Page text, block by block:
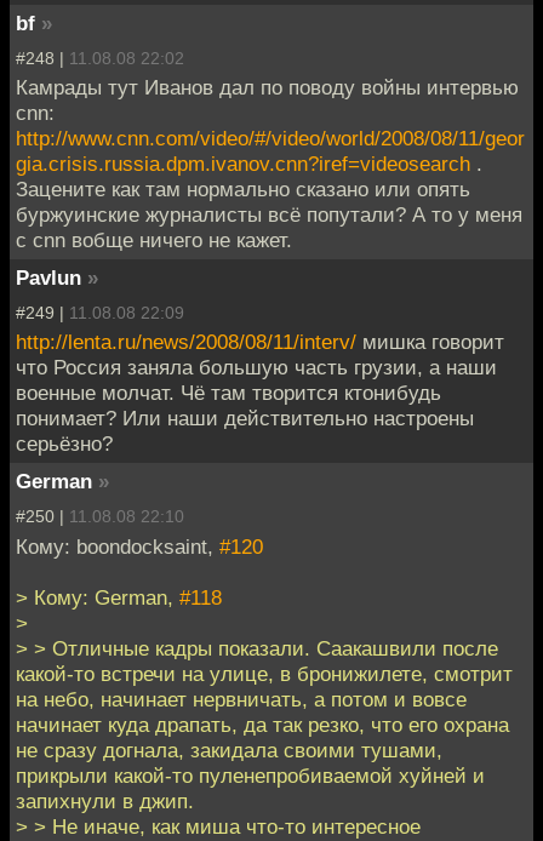
bf »
#248 | 11.08.08 22:02
Камрады тут Иванов дал по поводу войны интервью
cnn:
http://www.cnn.com/video/#/video/world/2008/08/11/geor
gia.crisis.russia.dpm.ivanov.cnn?iref=videosearch .
Зацените как там нормально сказано или опять
буржуинские журналисты всё попутали? А то у меня
с cnn вобще ничего не кажет.
Pavlun »
#249 | 11.08.08 22:09
http://lenta.ru/news/2008/08/11/interv/ мишка говорит
что Россия заняла большую часть грузии, а наши
военные молчат. Чё там творится ктонибудь
понимает? Или наши действительно настроены
серьёзно?
German »
#250 | 11.08.08 22:10
Кому: boondocksaint, #120
> Кому: German, #118
>
> > Отличные кадры показали. Саакашвили после
какой-то встречи на улице, в бронижилете, смотрит
на небо, начинает нервничать, а потом и вовсе
начинает куда драпать, да так резко, что его охрана
не сразу догнала, закидала своими тушами,
прикрыли какой-то пуленепробиваемой хуйней и
запихнули в джип.
> > Не иначе, как миша что-то интересное